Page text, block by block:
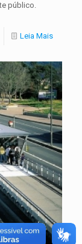
público.
Leia Mais